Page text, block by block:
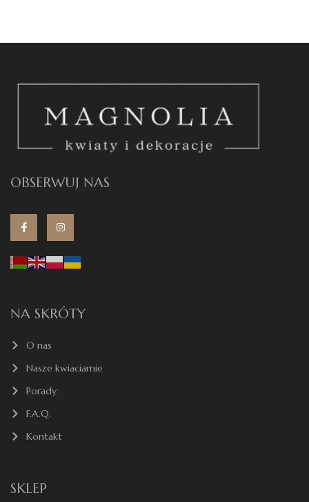
OBSERWUJ NAS
NA SKRÓTY
O nas
Nasze kwiaciarnie
Porady
F.A.Q.
Kontakt
SKLEP